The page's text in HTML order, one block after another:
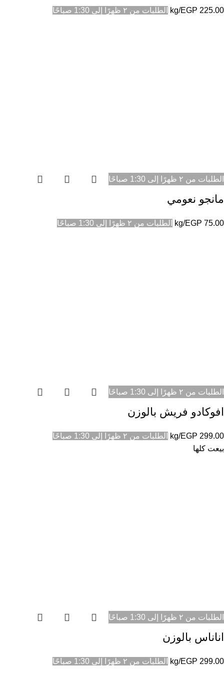
EGP 225.00
/kg الطلبات من ٢ ظهرًا إلى 1:30 صباحًا
الطلبات من ٢ ظهرًا إلى 1:30 صباحًا
مانجو نعومي
EGP 75.00
/kg الطلبات من ٢ ظهرًا إلى 1:30 صباحًا
الطلبات من ٢ ظهرًا إلى 1:30 صباحًا
افوكادو فريش بالوزن
EGP 299.00
/kg
الطلبات من ٢ ظهرًا إلى 1:30 صباحًا
بيعت كلها
الطلبات من ٢ ظهرًا إلى 1:30 صباحًا
اناناس بالوزن
EGP 299.00
/kg الطلبات من ٢ ظهرًا إلى 1:30 صباحًا